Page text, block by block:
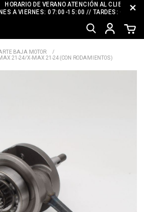
BAJA MOTOR
21-24/X-MAX 21-24 (CON RODAMIENTOS)
HORARIO DE VERANO ATENCIÓN AL CLIENTE
A VIERNES: 07:00-15:00 // TARDES: